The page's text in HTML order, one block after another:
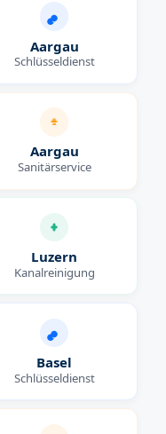
Aargau
Schlüsseldienst
Aargau
Sanitärservice
Luzern
Kanalreinigung
Basel
Schlüsseldienst